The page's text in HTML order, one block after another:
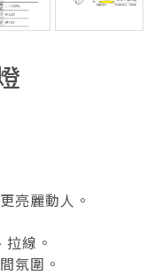
亮麗動人。
線。
氛圍。